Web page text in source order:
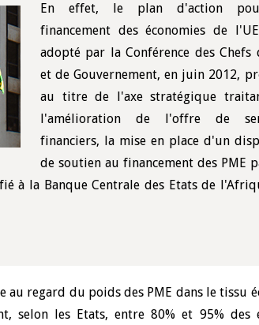
En effet, le plan d'action
financement des économies de
adopté par la Conférence des Chefs
et de Gouvernement, en juin 2012,
au titre de l'axe stratégique
l'amélioration de l'offre de
financiers, la mise en place d'un
de soutien au financement des PME
à la Banque Centrale des Etats de
regard du poids des PME dans le tissu
selon les Etats, entre 80% et 95% des
par son Président
Kassi BROU
de présentation du
de la BCEAO